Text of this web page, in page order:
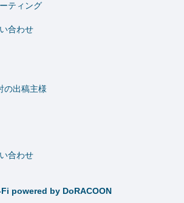
ティング
合わせ
の出稿主様
合わせ
Fi powered by DoRACOON